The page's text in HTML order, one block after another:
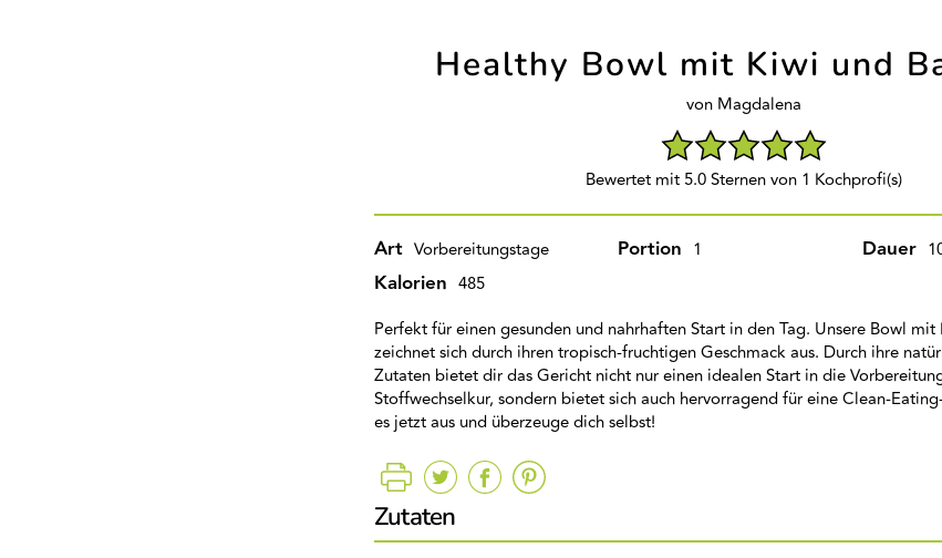
Healthy Bowl mit Kiwi und
von Magdalena
Bewertet mit 5.0 Sternen von 1 Kochprofi(s)
Art Vorbereitungstage Portion 1 Dauer
Kalorien 485
Perfekt für einen gesunden und nahrhaften Start in den Tag. Unsere Bowl mit
zeichnet sich durch ihren tropisch-fruchtigen Geschmack aus. Durch ihre
Zutaten bietet dir das Gericht nicht nur einen idealen Start in die
Stoffwechselkur, sondern bietet sich auch hervorragend für eine Clean-
es jetzt aus und überzeuge dich selbst!
Zutaten